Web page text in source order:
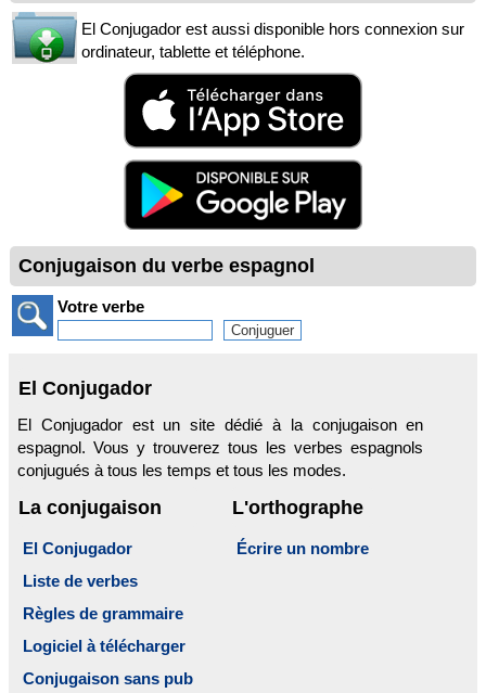
El Conjugador est aussi disponible hors connexion sur
ordinateur, tablette et téléphone.
Conjugaison du verbe espagnol
Votre verbe
El Conjugador
El Conjugador est un site dédié à la conjugaison en
espagnol. Vous y trouverez tous les verbes espagnols
conjugués à tous les temps et tous les modes.
La conjugaison
El Conjugador
Liste de verbes
Règles de grammaire
Logiciel à télécharger
Conjugaison sans pub
L'orthographe
Écrire un nombre